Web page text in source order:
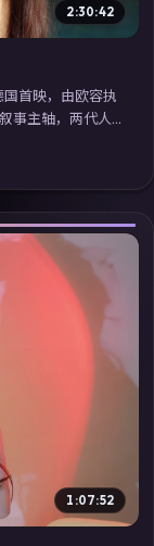
2:30:42
首映，由欧容执
事主轴，两代人
域气质；站内亦
检索同类型高分
1:07:52